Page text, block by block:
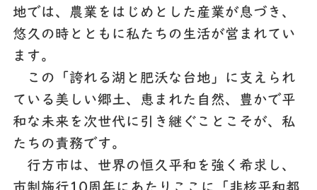
地では、農業をはじめとした産業が息づき、
悠久の時とともに私たちの生活が営まれてい
ます。
この「誇れる湖と肥沃な台地」に支えられ
ている美しい郷土、恵まれた自然、豊かで平
和な未来を次世代に引き継ぐことこそが、私
たちの責務です。
行方市は、世界の恒久平和を強く希求し、